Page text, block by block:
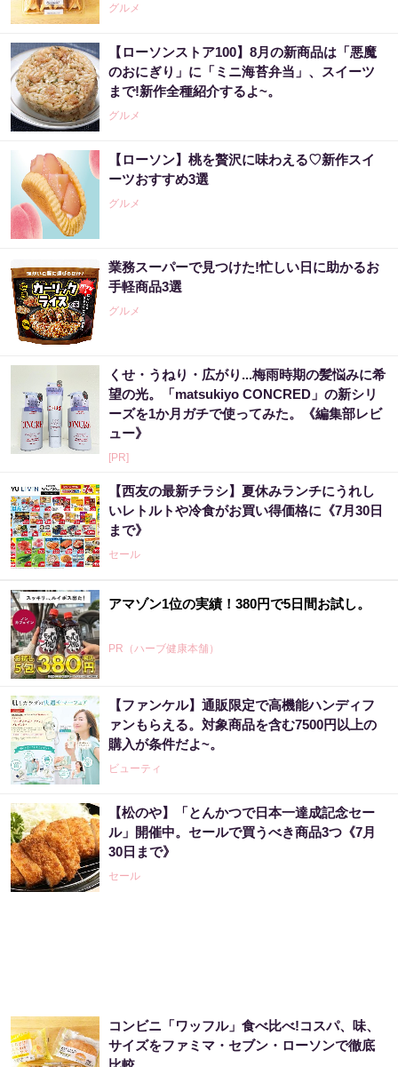
グルメ
【ローソンストア100】8月の新商品は「悪魔
のおにぎり」に「ミニ海苔弁当」、スイーツ
まで!新作全種紹介するよ~。
グルメ
【ローソン】桃を贅沢に味わえる♡新作スイ
ーツおすすめ3選
グルメ
業務スーパーで見つけた!忙しい日に助かるお
手軽商品3選
グルメ
くせ・うねり・広がり...梅雨時期の髪悩みに希
望の光。「matsukiyo CONCRED」の新シリ
ーズを1か月ガチで使ってみた。《編集部レビ
ュー》
[PR]
【西友の最新チラシ】夏休みランチにうれし
いレトルトや冷食がお買い得価格に《7月30日
まで》
セール
アマゾン1位の実績！380円で5日間お試し。
PR（ハーブ健康本舗）
「気になっていた認知機能が菌で…」森永が
開発。感動の70代続出
PR（森永乳業）
【昭和43年以前生まれはロト６この数字を買
うべき】6つの数字が「完全一致」する方...
PR（株式会社MURA）
アマゾン1位の実績！380円で5日間お試し。
【ファンケル】通販限定で高機能ハンディフ
ァンもらえる。対象商品を含む7500円以上の
購入が条件だよ~。
ビューティ
【松のや】「とんかつで日本一達成記念セー
ル」開催中。セールで買うべき商品3つ《7月
30日まで》
セール
コンビニ「ワッフル」食べ比べ!コスパ、味、
サイズをファミマ・セブン・ローソンで徹底